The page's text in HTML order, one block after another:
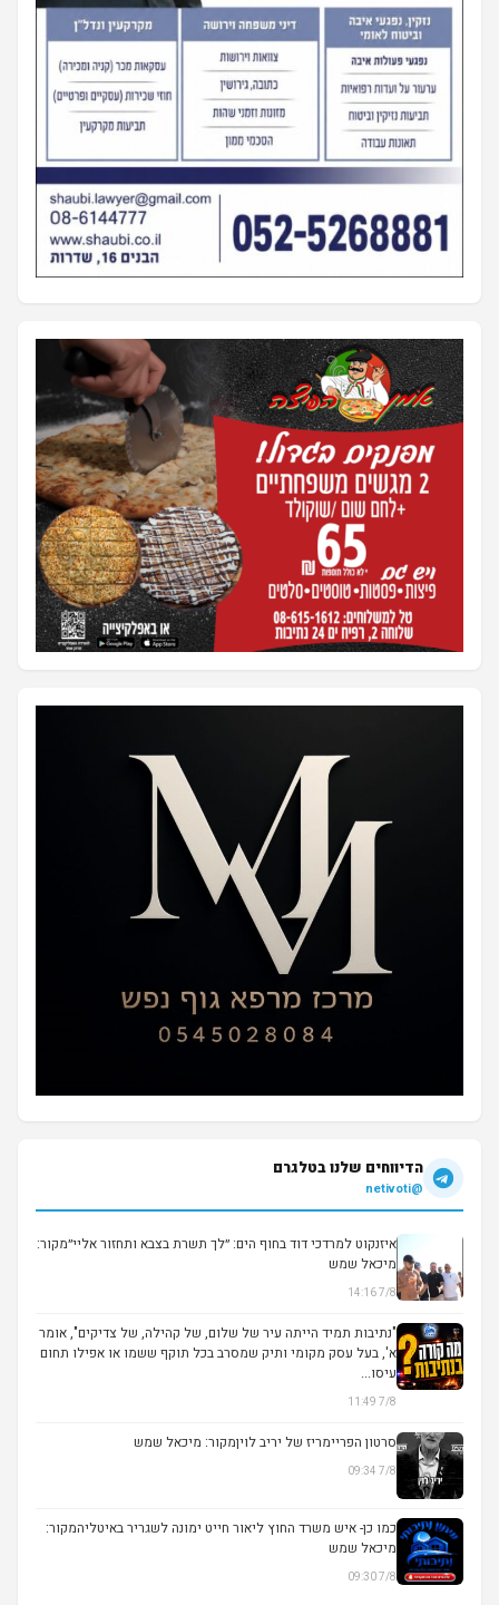
הדיווחים שלנו בטלגרם
@netivoti
איזנקוט למרדכי דוד בחוף הים: ״לך תשרת בצבא ותחזור אליי״מקור:
מיכאל שמש
7/8 14:16
"נתיבות תמיד הייתה עיר של שלום, של קהילה, של צדיקים", אומר
א', בעל עסק מקומי ותיק שמסרב בכל תוקף ששמו או אפילו תחום
עיסו...
7/8 11:49
▶
סרטון הפריימריז של יריב לויןמקור: מיכאל שמש
7/8 09:34
כמו כן- איש משרד החוץ ליאור חייט ימונה לשגריר באיטליהמקור:
מיכאל שמש
7/8 09:30